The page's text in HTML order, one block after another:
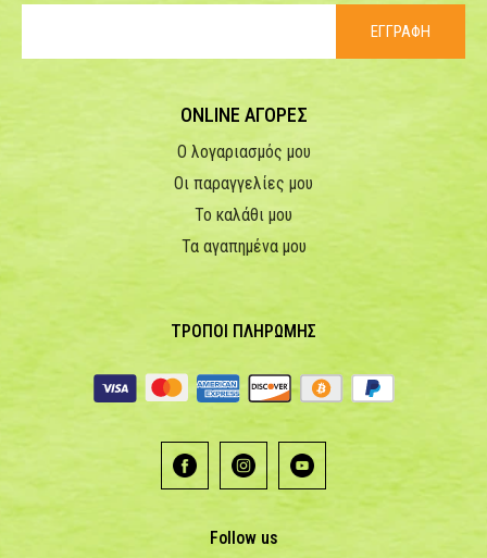
ΕΓΓΡΑΦΗ
ONLINE ΑΓΟΡΕΣ
Ο λογαριασμός μου
Οι παραγγελίες μου
Το καλάθι μου
Τα αγαπημένα μου
ΤΡΟΠΟΙ ΠΛΗΡΩΜΗΣ
Follow us